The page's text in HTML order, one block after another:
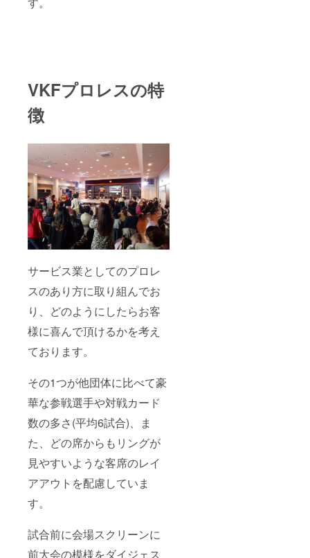
VKFプロレスの特
徴
サービス業としてのプロレ
スのあり方に取り組んでお
り、どのようにしたらお客
様に喜んで頂けるかを考え
ております。
その1つが他団体に比べて豪
華な参戦選手や対戦カード
数の多さ(平均6試合)、ま
た、どの席からもリングが
見やすいような客席のレイ
アアウトを配慮していま
す。
試合前に会場スクリーンに
前大会の模様をダイジェス